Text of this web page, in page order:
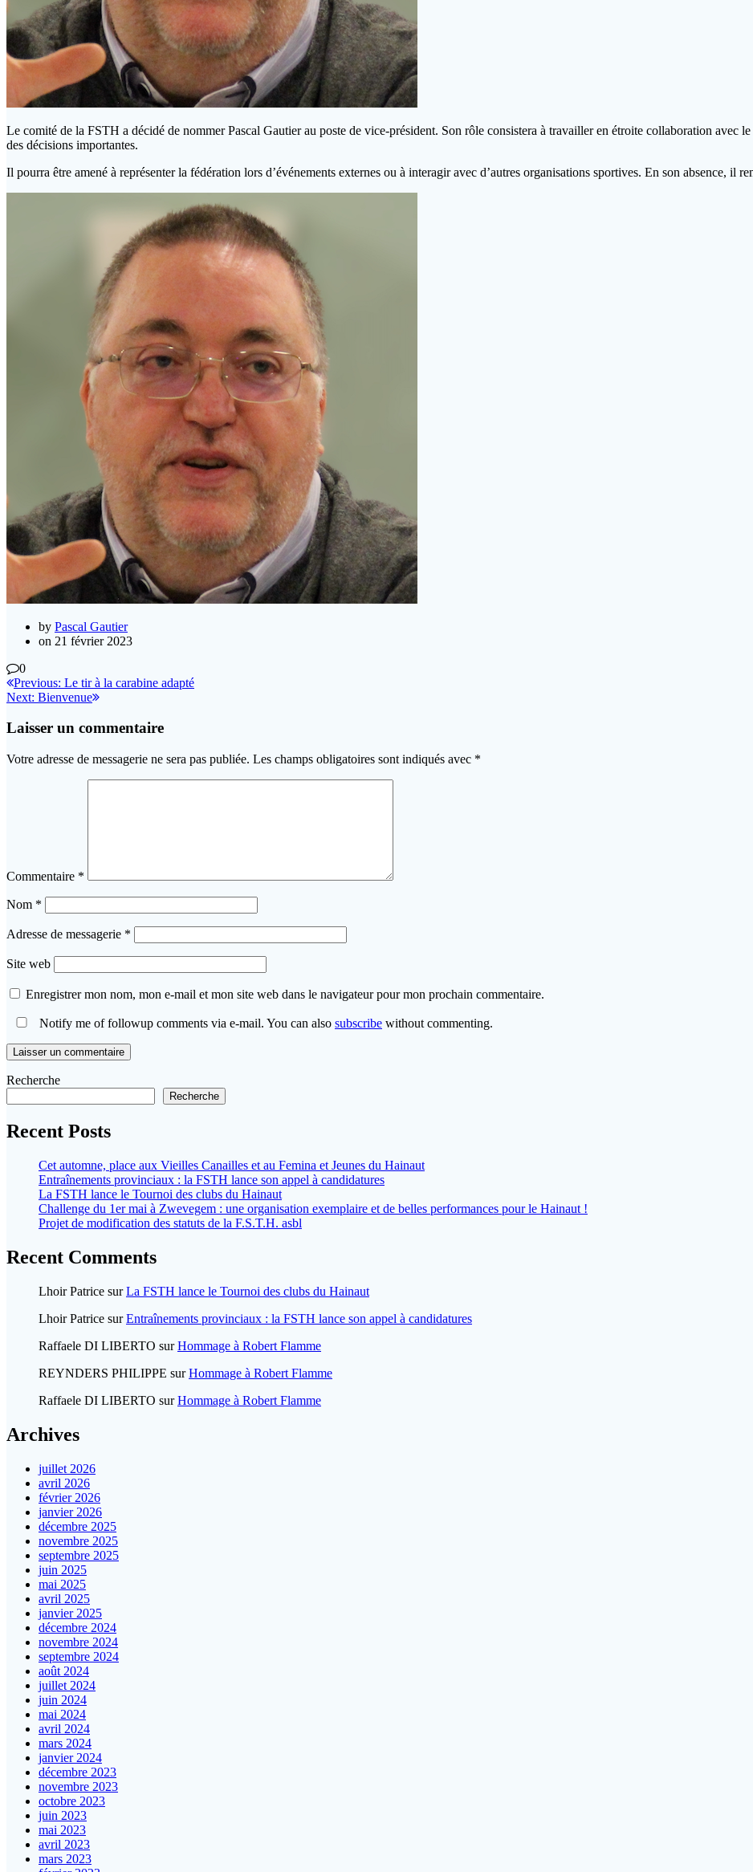
Le comité de la FSTH a décidé de nommer Pascal Gautier au poste de vice-président. Son rôle consistera à travailler en étroite collaboration avec
des décisions importantes.
Il pourra être amené à représenter la fédération lors d’événements externes ou à interagir avec d’autres organisations sportives. En son absence, il
by Pascal Gautier
on 21 février 2023
0
Navigation
de
l’article
Previous: Previous
post:
Le tir à la carabine adapté
Next: Next
Bienvenue
Laisser un commentaire
Votre adresse de messagerie ne sera pas publiée. Les champs obligatoires sont indiqués avec *
Commentaire *
Nom *
Adresse de messagerie *
Site web
Enregistrer mon nom, mon e-mail et mon site web dans le navigateur pour mon prochain commentaire.
Notify me of followup comments via e-mail. You can also subscribe without commenting.
Recherche
Recherche
Recent Posts
Cet automne, place aux Vieilles Canailles et au Femina et Jeunes du Hainaut
Entraînements provinciaux : la FSTH lance son appel à candidatures
La FSTH lance le Tournoi des clubs du Hainaut
Challenge du 1er mai à Zwevegem : une organisation exemplaire et de belles performances pour le Hainaut !
Projet de modification des statuts de la F.S.T.H. asbl
Recent Comments
Lhoir Patrice surLa FSTH lance le Tournoi des clubs du Hainaut
Lhoir Patrice surEntraînements provinciaux : la FSTH lance son appel à candidatures
Raffaele DI LIBERTO surHommage à Robert Flamme
REYNDERS PHILIPPE surHommage à Robert Flamme
Raffaele DI LIBERTO surHommage à Robert Flamme
Archives
juillet 2026
avril 2026
février 2026
janvier 2026
décembre 2025
novembre 2025
septembre 2025
juin 2025
mai 2025
avril 2025
janvier 2025
décembre 2024
novembre 2024
septembre 2024
août 2024
juillet 2024
juin 2024
mai 2024
avril 2024
mars 2024
janvier 2024
décembre 2023
novembre 2023
octobre 2023
juin 2023
mai 2023
avril 2023
mars 2023